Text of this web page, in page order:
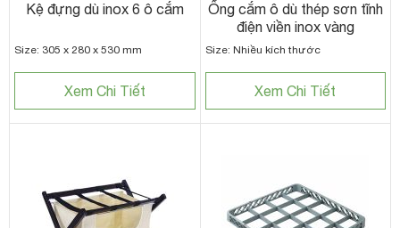
Kệ đựng dù inox 6 ô cắm
Size: 305 x 280 x 530 mm
Xem Chi Tiết
Ống cắm ô dù thép sơn tĩnh
điện viền inox vàng
Size: Nhiều kích thước
Xem Chi Tiết